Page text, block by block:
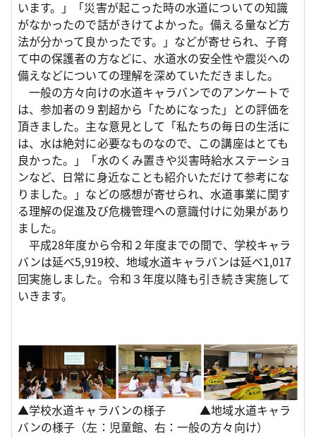
います。」「災害が起こった時の水道についての知識
がなかったので話がきけてよかった。備える量など方
法が分かって良かったです。」などが寄せられ、子育
て中の保護者の方などに、水道水の安全性や震災への
備えなどについての理解を深めていただきました。
一般の方々向けの水道キャラバンでのアンケートで
は、参加者の９割超から「ためになった」との評価を
頂きました。主な意見として「私たちの毎日の生活に
は、水は絶対に必要なものなので、この講座はとても
良かった。」「水のくみ置きや災害時給水ステーショ
ンなど、日常に身近なことも紹介いただけて参考にな
りました。」などの感想が寄せられ、水道事業に関す
る理解の促進及び危機管理への意識付けに効果があり
ました。
平成28年度から令和２年度までの間で、学校キャラ
バンは延べ5,919校、地域水道キャラバンは延べ1,017
回実施しました。令和３年度以降も引き続き実施して
いきます。
▲学校水道キャラバンの様子 ▲地域水道キャラ
バンの様子（左：児童館、右：一般の方々向け）